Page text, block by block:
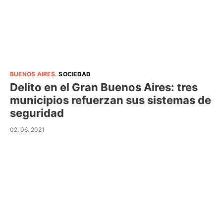
BUENOS AIRES.SOCIEDAD
Delito en el Gran Buenos Aires: tres
municipios refuerzan sus sistemas de
seguridad
02. 06. 2021